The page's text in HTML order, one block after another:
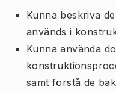
Kunna beskriva
används i
Kunna använda
samt förstå de